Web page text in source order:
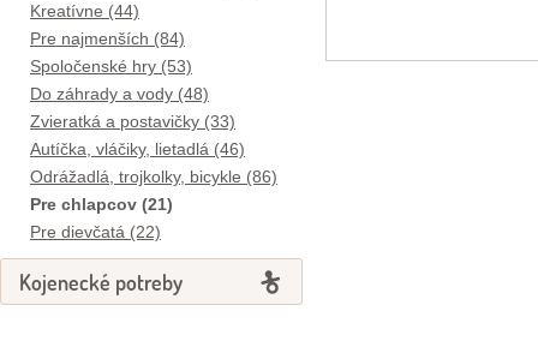
Kreatívne (44)
Pre najmenších (84)
Spoločenské hry (53)
Do záhrady a vody (48)
Zvieratká a postavičky (33)
Autíčka, vláčiky, lietadlá (46)
Odrážadlá, trojkolky, bicykle (86)
Pre chlapcov (21)
Pre dievčatá (22)
Kojenecké potreby